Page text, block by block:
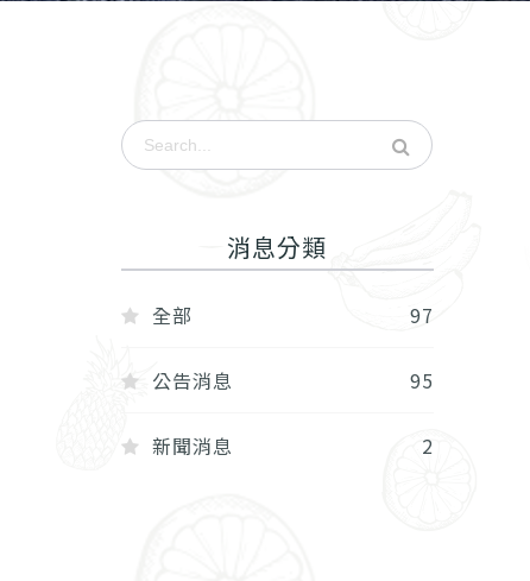
消息分類
全部 97
公告消息 95
新聞消息 2